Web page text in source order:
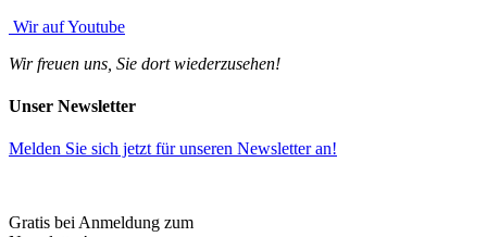
Wir auf Youtube
Wir freuen uns, Sie dort wiederzusehen!
Unser Newsletter
Melden Sie sich jetzt für unseren Newsletter an!
Gratis bei Anmeldung zum